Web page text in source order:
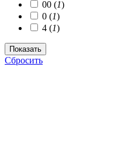
00 (1)
0 (1)
4 (1)
Сбросить